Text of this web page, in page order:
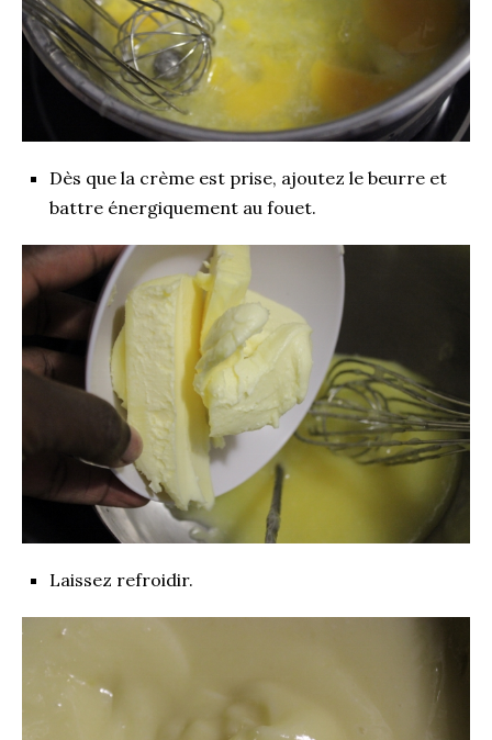
Dès que la crème est prise, ajoutez le beurre et
battre énergiquement au fouet.
Laissez refroidir.